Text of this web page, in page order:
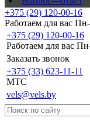
+375 (29) 120-00-16
Работаем для вас
+375 (29) 120-00-16
Работаем для вас
Заказать звонок
+375 (33) 623-11-11
MTC
vels@vels.by